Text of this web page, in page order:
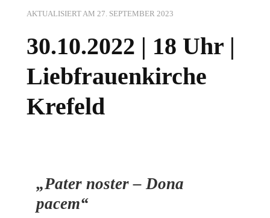
AKTUALISIERT AM 27. SEPTEMBER 2023
30.10.2022 | 18 Uhr |
Liebfrauenkirche
Krefeld
„Pater noster – Dona
pacem“